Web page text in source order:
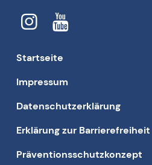
Startseite
Impressum
Datenschutzerklärung
Erklärung zur Barrierefreiheit
Präventionsschutzkonzept